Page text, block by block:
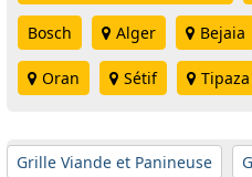
Bosch Alger Bejaia
Oran Sétif Tipaza
Grille Viande et Panineuse